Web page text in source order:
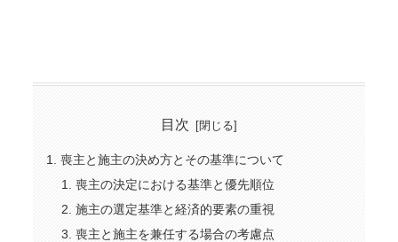
目次
喪主と施主の決め方とその基準について
喪主の決定における基準と優先順位
施主の選定基準と経済的要素の重視
喪主と施主を兼任する場合の考慮点